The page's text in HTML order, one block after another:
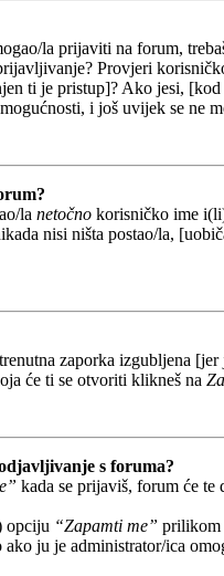
la prijaviti na forum,
Provjeri
ti je pristup]? Ako jesi,
i još uvijek se ne
la netočno korisničko ime
nisi ništa postao/la,
zaporka izgubljena
će ti se otvoriti klikneš na
s foruma?
kada se prijaviš, forum će
opciju “Zapamti me” prilikom
ju je administrator/ica